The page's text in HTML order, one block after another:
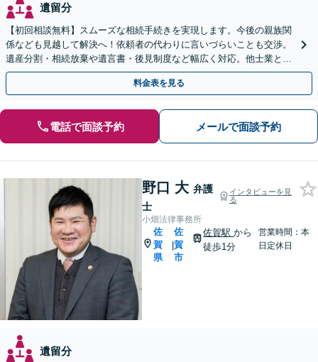
遺留分
【初回相談無料】スムーズな相続手続きを実現します。今後の親族関
係なども見越して解決へ！依頼者の代わりに言いづらいことも交渉。
遺産分割・相続放棄や遺言書・後見制度など幅広く対応。他士業との
連携も可【夜間休日相談可】【法テラス可】
料金表を見る
電話で面談予約 メールで面談予約
野口 大 弁護
士
インタビューを見
る
小畑法律事務所
佐
賀
県
|
佐
賀
市
佐賀駅から
徒歩1分
営業時間：本
日定休日
遺留分